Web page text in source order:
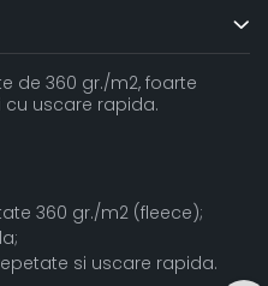
de 360 gr./m2, foarte
cu uscare rapida.
360 gr./m2 (fleece);
si uscare rapida.